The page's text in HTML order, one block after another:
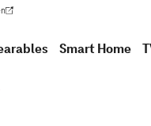
Tab geöffnet)
Smart Home